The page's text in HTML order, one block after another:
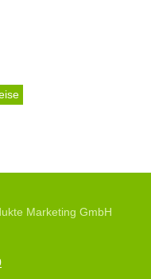
Marketing GmbH